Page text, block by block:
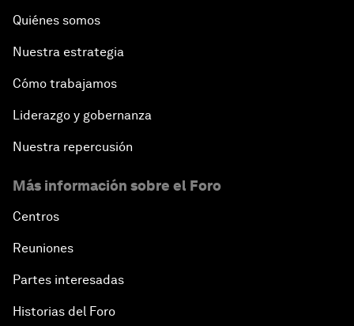
Quiénes somos
Nuestra estrategia
Cómo trabajamos
Liderazgo y gobernanza
Nuestra repercusión
Más información sobre el Foro
Centros
Reuniones
Partes interesadas
Historias del Foro